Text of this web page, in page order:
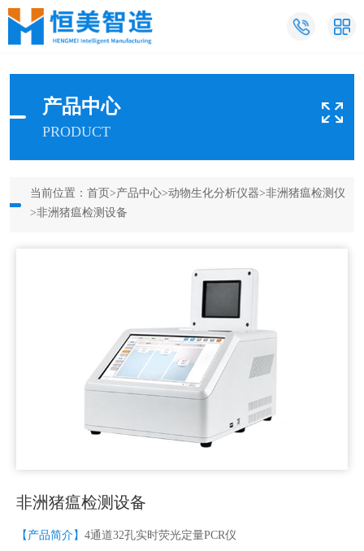
产品中心
PRODUCT
当前位置： 首页 >产品中心>动物生化分析仪器>非洲猪瘟检测仪
>非洲猪瘟检测设备
非洲猪瘟检测设备
【产品简介】 4通道32孔实时荧光定量PCR仪